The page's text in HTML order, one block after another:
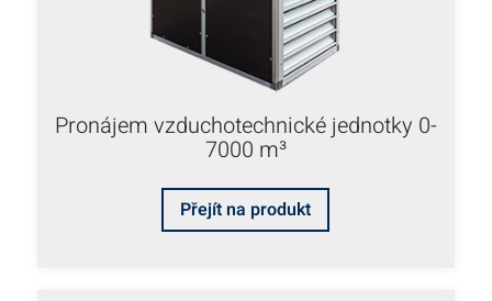
Pronájem vzduchotechnické jednotky 0-
7000 m³
Přejít na produkt